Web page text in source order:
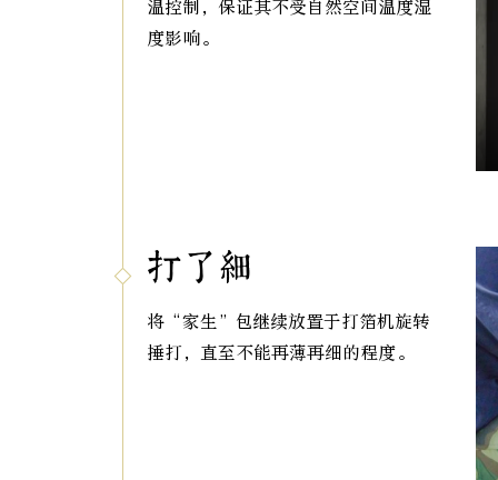
温控制，保证其不受自然空间温度湿
度影响。
打了细
将“家生”包继续放置于打箔机旋转
捶打，直至不能再薄再细的程度。